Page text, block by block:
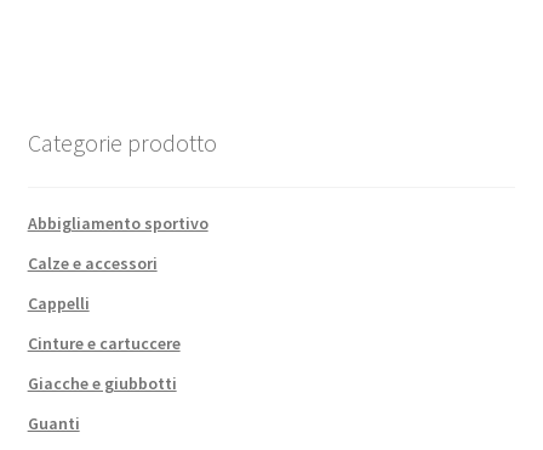
Categorie prodotto
Abbigliamento sportivo
Calze e accessori
Cappelli
Cinture e cartuccere
Giacche e giubbotti
Guanti